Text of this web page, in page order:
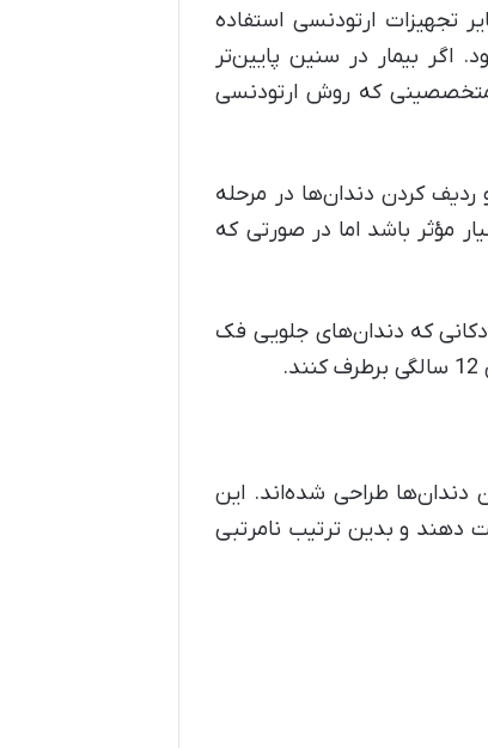
ارتودنسی استفاده
اگر بیمار در سنین پایین‌تر
متخصصینی که روش ارتودنسی
کردن دندان‌ها در مرحله
مؤثر باشد اما در صورتی که
که دندان‌های جلویی فک
دندان‌ها طراحی شده‌اند. این
دهند و بدین ترتیب نامرتبی